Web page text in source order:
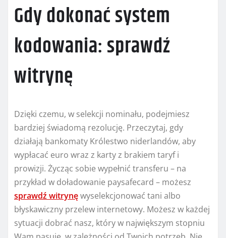
Gdy dokonać system
kodowania: sprawdź
witrynę
Dzięki czemu, w selekcji nominału, podejmiesz
bardziej świadomą rezolucję. Przeczytaj, gdy
działają bankomaty Królestwo niderlandów, aby
wypłacać euro wraz z karty z brakiem taryf i
prowizji. Życząc sobie wypełnić transferu – na
przykład w doładowanie paysafecard – możesz
sprawdź witrynęwyselekcjonować tani albo
błyskawiczny przelew internetowy. Możesz w każdej
sytuacji dobrać nasz, który w największym stopniu